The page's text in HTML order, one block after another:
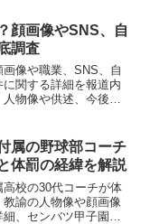
顔画像やSNS、自
調査
像や職業、SNS、自
関する詳細を報道内
物像や供述、今後の
属の野球部コーチ
体罰の経緯を解説
校の30代コーチが体
諭の人物像や顔画像
、センバツ甲子園へ